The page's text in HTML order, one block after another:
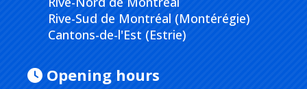
Rive-Sud de Montréal (Montérégie)
Cantons-de-l'Est (Estrie)
Opening hours